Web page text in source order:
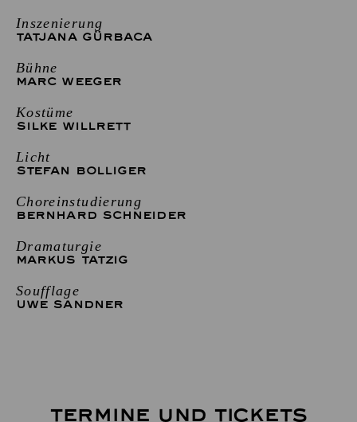
Inszenierung
TATJANA GÜRBACA
Bühne
MARC WEEGER
Kostüme
SILKE WILLRETT
Licht
STEFAN BOLLIGER
Choreinstudierung
BERNHARD SCHNEIDER
Dramaturgie
MARKUS TATZIG
Soufflage
UWE SANDNER
TERMINE UND TICKETS